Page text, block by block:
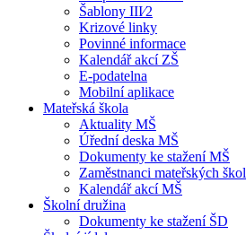
Šablony III⁄2
Krizové linky
Povinné informace
Kalendář akcí ZŠ
E-podatelna
Mobilní aplikace
Mateřská škola
Aktuality MŠ
Úřední deska MŠ
Dokumenty ke stažení MŠ
Zaměstnanci mateřských škol
Kalendář akcí MŠ
Školní družina
Dokumenty ke stažení ŠD